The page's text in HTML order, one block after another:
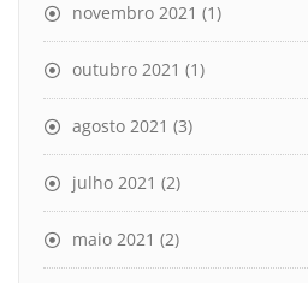
novembro 2021 (1)
outubro 2021 (1)
agosto 2021 (3)
julho 2021 (2)
maio 2021 (2)